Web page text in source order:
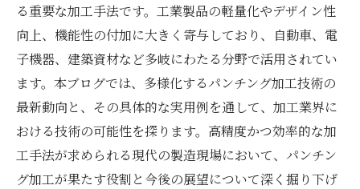
る重要な加工手法です。工業製品の軽量化やデザイン性
向上、機能性の付加に大きく寄与しており、自動車、電
子機器、建築資材など多岐にわたる分野で活用されてい
ます。本ブログでは、多様化するパンチング加工技術の
最新動向と、その具体的な実用例を通して、加工業界に
おける技術の可能性を探ります。高精度かつ効率的な加
工手法が求められる現代の製造現場において、パンチン
グ加工が果たす役割と今後の展望について深く掘り下げ